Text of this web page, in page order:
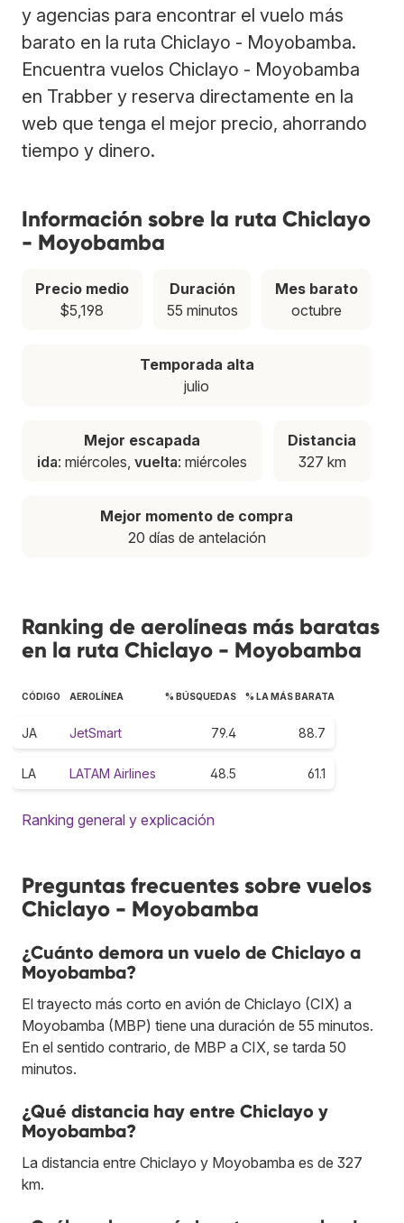
y agencias para encontrar el vuelo más
barato en la ruta Chiclayo - Moyobamba.
Encuentra vuelos Chiclayo - Moyobamba
en Trabber y reserva directamente en la
web que tenga el mejor precio, ahorrando
tiempo y dinero.
Información sobre la ruta Chiclayo
- Moyobamba
Precio medio
$5,198
Duración
55 minutos
Mes barato
octubre
Temporada alta
julio
Mejor escapada
ida: miércoles, vuelta: miércoles
Distancia
327 km
Mejor momento de compra
20 días de antelación
Ranking de aerolíneas más baratas
en la ruta Chiclayo - Moyobamba
CÓDIGO AEROLÍNEA % BÚSQUEDAS % LA MÁS BARATA
JA JetSmart 79.4 88.7
LA LATAM Airlines 48.5 61.1
Ranking general y explicación
Preguntas frecuentes sobre vuelos
Chiclayo - Moyobamba
¿Cuánto demora un vuelo de Chiclayo a
Moyobamba?
El trayecto más corto en avión de Chiclayo (CIX) a
Moyobamba (MBP) tiene una duración de 55 minutos.
En el sentido contrario, de MBP a CIX, se tarda 50
minutos.
¿Qué distancia hay entre Chiclayo y
Moyobamba?
La distancia entre Chiclayo y Moyobamba es de 327
km.